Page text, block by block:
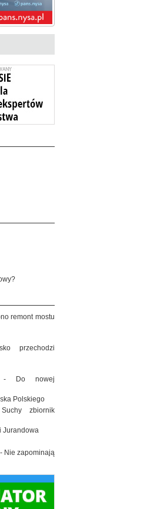
remont mostu
przechodzi
- Do nowej
Polskiego
zbiornik
Jurandowa
- Nie zapominają